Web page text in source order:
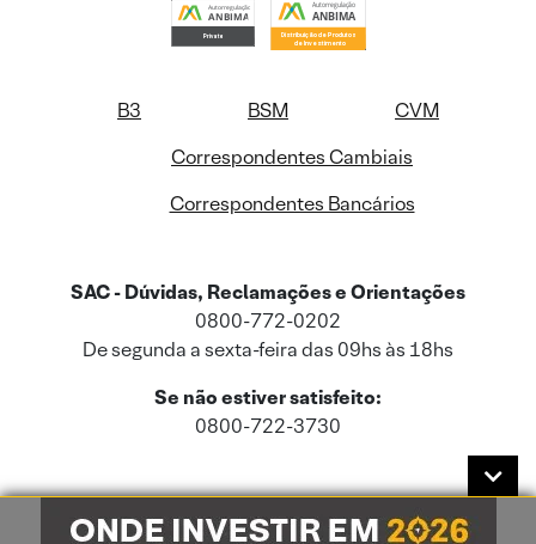
B3 BSM
CVM
Correspondentes Cambiais
Correspondentes Bancários
SAC - Dúvidas, Reclamações e Orientações
0800-772-0202
De segunda a sexta-feira das 09hs às 18hs
Se não estiver satisfeito:
0800-722-3730
Este site usa cookies e dados pessoais de acordo com a nossaPolítica de
Cookies
e a nossaPolítica de Privacidade.